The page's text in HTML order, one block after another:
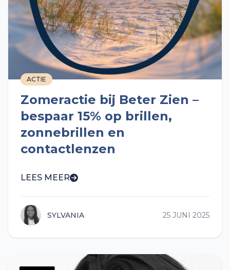
ACTIE
Zomeractie bij Beter Zien –
bespaar 15% op brillen,
zonnebrillen en
contactlenzen
LEES MEER
SYLVANIA 25 JUNI 2025